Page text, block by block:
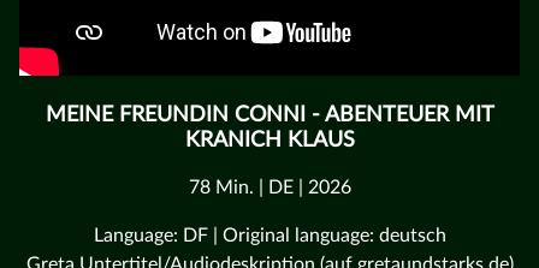
MEINE FREUNDIN CONNI - ABENTEUER MIT
KRANICH KLAUS
78 Min. | DE | 2026
Language: DF | Original language: deutsch